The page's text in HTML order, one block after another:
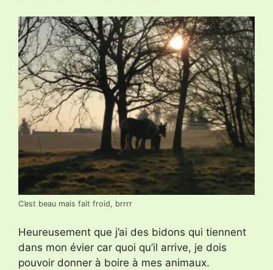
C’est beau mais fait froid, brrrr
Heureusement que j’ai des bidons qui tiennent
dans mon évier car quoi qu’il arrive, je dois
pouvoir donner à boire à mes animaux.